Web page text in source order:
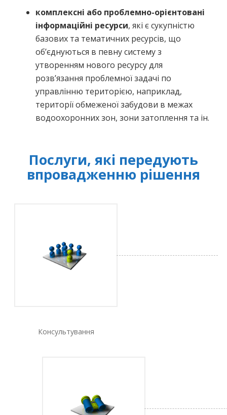
комплексні або проблемно-орієнтовані
інформаційні ресурси, які є сукупністю
базових та тематичних ресурсів, що
об’єднуються в певну систему з
утворенням нового ресурсу для
розв’язання проблемної задачі по
управлінню територією, наприклад,
території обмеженої забудови в межах
водоохоронних зон, зони затоплення та ін.
Послуги, які передують
впровадженню рішення
Консультування